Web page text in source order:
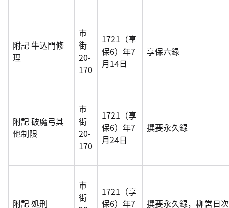
附記 牛込門修
理
市
街
20-
170
1721（享
保6）年7
月14日
享保六録
附記 破魔弓其
他制限
市
街
20-
170
1721（享
保6）年7
月24日
撰要永久録
附記 処刑
市
街
1721（享
保6）年7
撰要永久録，柳営日